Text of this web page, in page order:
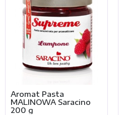
Aromat Pasta
MALINOWA Saracino
200 g